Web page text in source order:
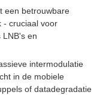
een betrouwbare
- cruciaal voor
LNB's en
intermodulatie
in de mobiele
of datadegradatie